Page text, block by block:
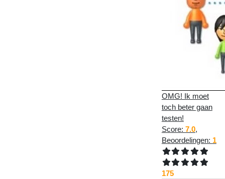
OMG! Ik moet
toch beter gaan
testen!
Score: 7.0,
Beoordelingen: 1
175